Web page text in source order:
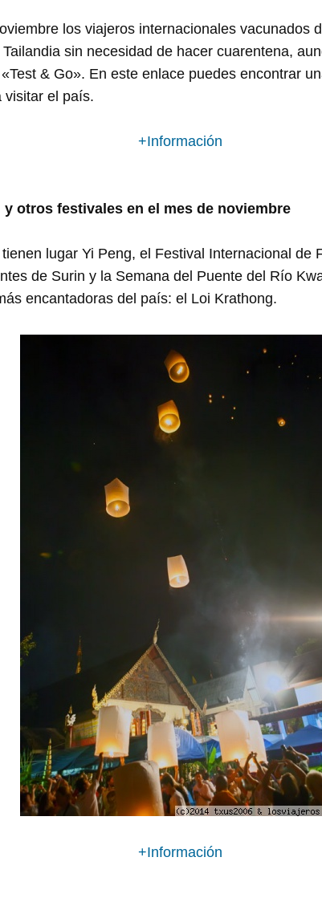
los viajeros internacionales vacunados
sin necesidad de hacer cuarentena,
& Go». En este enlace puedes encontrar
visitar el país.
+Información
otros festivales en el mes de noviembre
lugar Yi Peng, el Festival Internacional de
de Surin y la Semana del Puente del Río
encantadoras del país: el Loi Krathong.
+Información